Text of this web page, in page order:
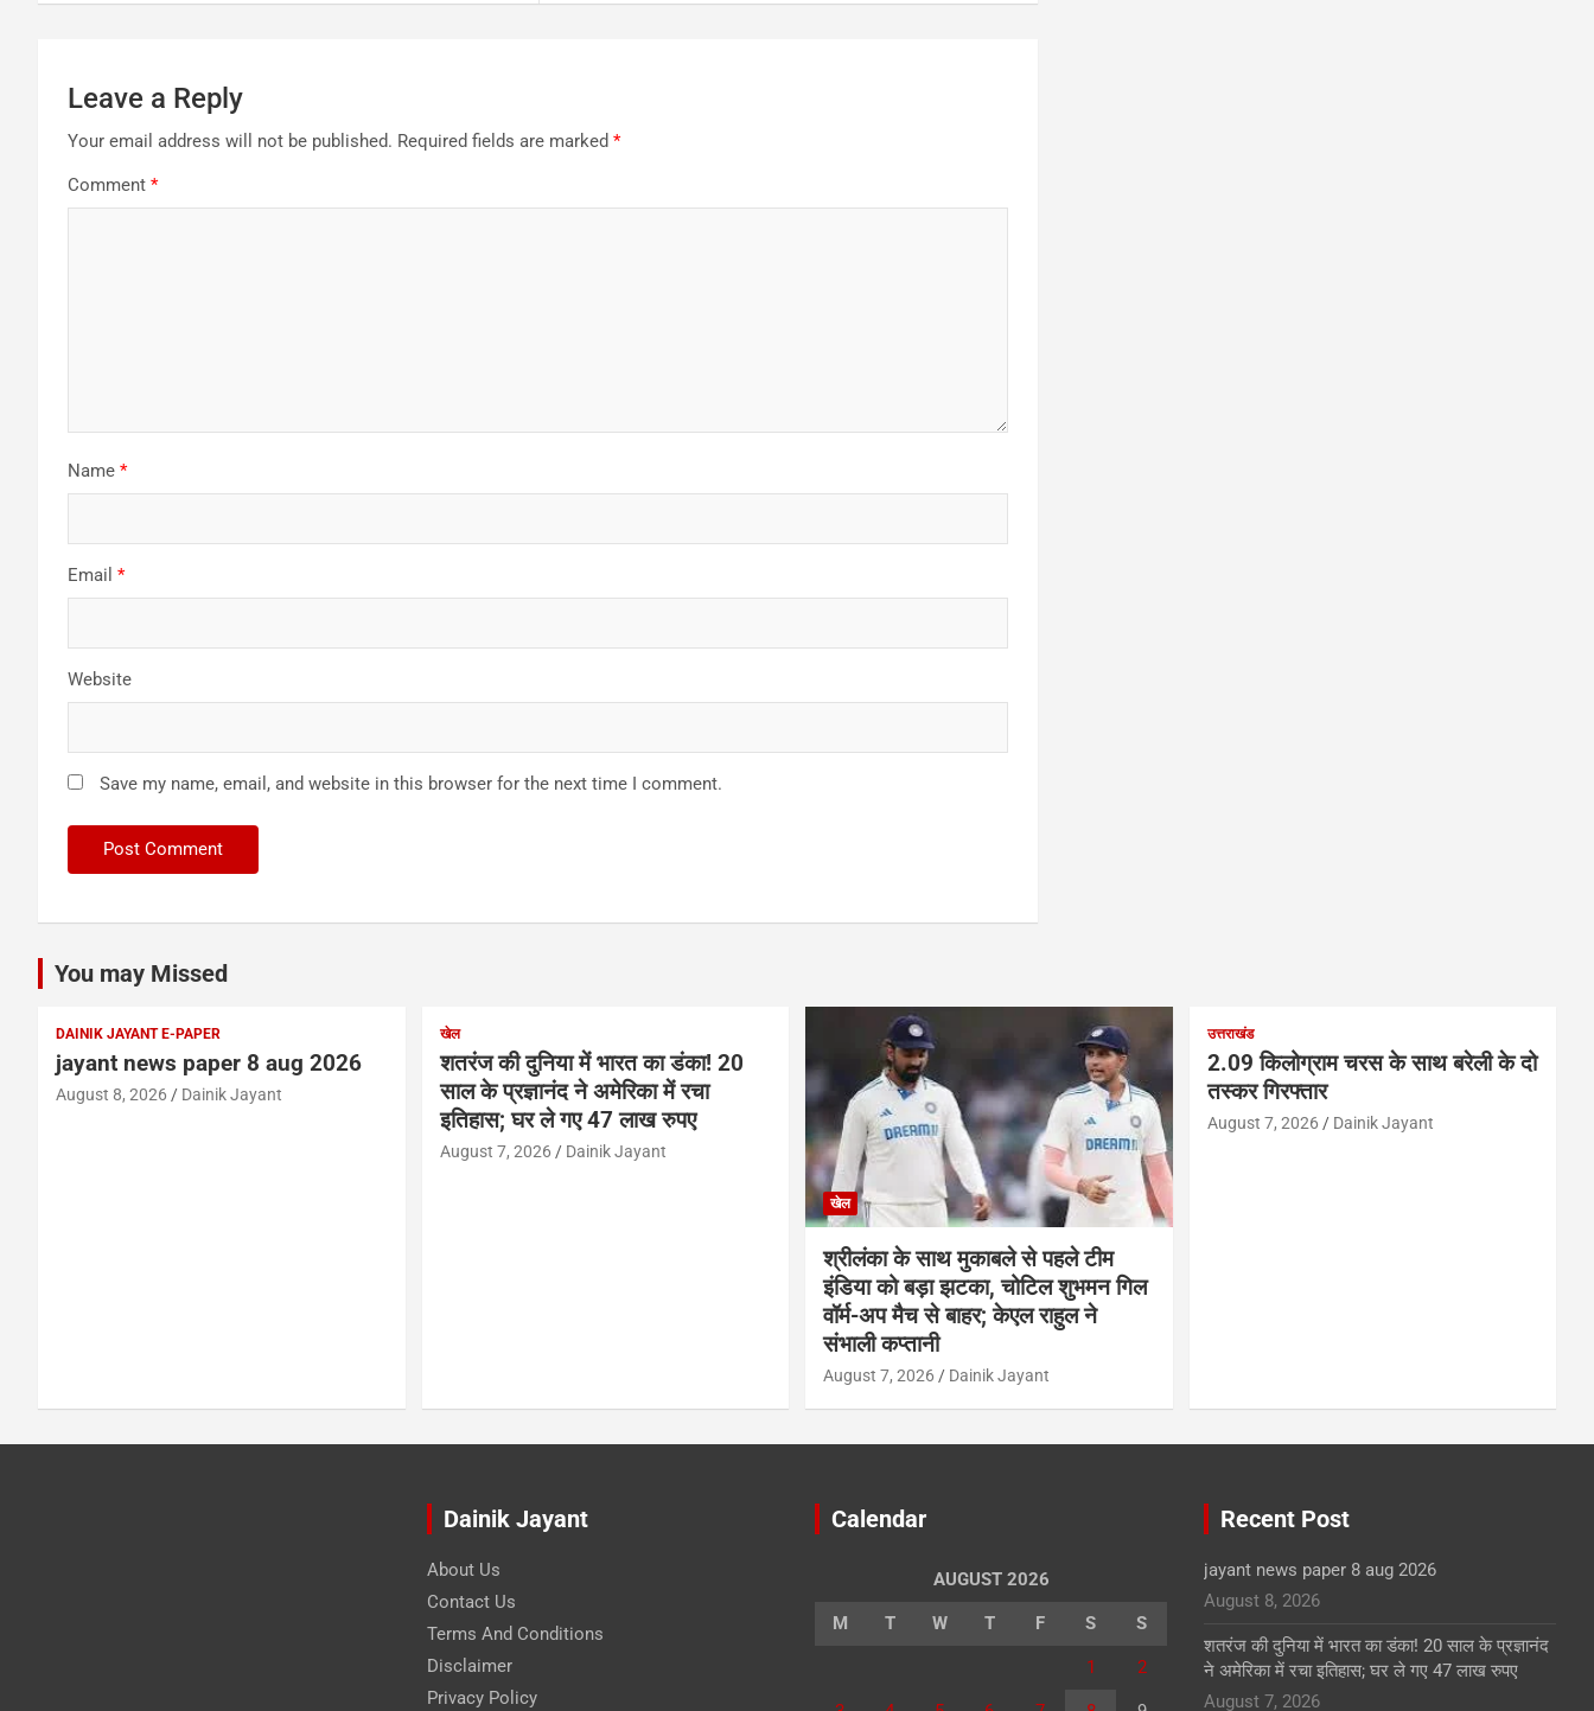
Leave a Reply
Your email address will not be published. Required fields are marked *
Comment *
Name *
Email *
Website
Save my name, email, and website in this browser for the next time I comment.
You may Missed
DAINIK JAYANT E-PAPER
jayant news paper 8 aug 2026
August 8, 2026 Dainik Jayant
खेल
शतरंज की दुनिया में भारत का डंका! 20
साल के प्रज्ञानंद ने अमेरिका में रचा
इतिहास; घर ले गए 47 लाख रुपए
August 7, 2026 Dainik Jayant
खेल
श्रीलंका के साथ मुकाबले से पहले टीम
इंडिया को बड़ा झटका, चोटिल शुभमन गिल
वॉर्म-अप मैच से बाहर; केएल राहुल ने
संभाली कप्तानी
August 7, 2026 Dainik Jayant
उत्तराखंड
2.09 किलोग्राम चरस के साथ बरेली के दो
तस्कर गिरफ्तार
August 7, 2026 Dainik Jayant
Dainik Jayant
About Us
Contact Us
Terms And Conditions
Disclaimer
Privacy Policy
Calendar
AUGUST 2026
M T W T F S S
1 2
Recent Post
jayant news paper 8 aug 2026
August 8, 2026
शतरंज की दुनिया में भारत का डंका! 20 साल के प्रज्ञानंद
ने अमेरिका में रचा इतिहास; घर ले गए 47 लाख रुपए
August 7, 2026